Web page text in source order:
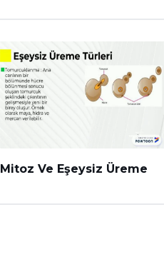
Mitoz Ve Eşeysiz Üreme